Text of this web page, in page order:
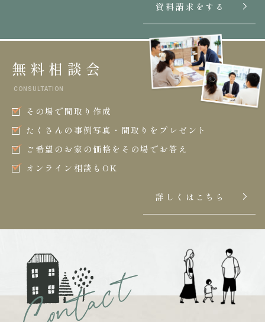
資料請求をする
無料相談会
CONSULTATION
その場で間取り作成
たくさんの事例写真・間取りをプレゼント
ご希望のお家の価格をその場でお答え
オンライン相談もOK
詳しくはこちら